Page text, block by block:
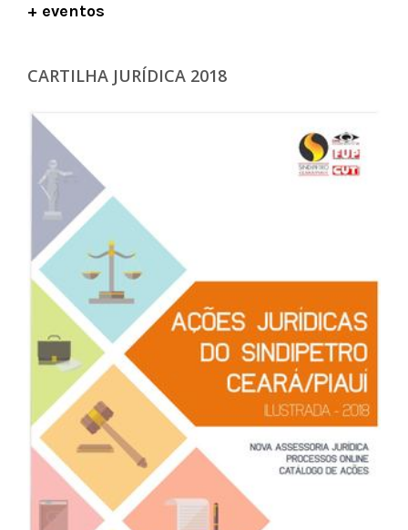
+ eventos
CARTILHA JURÍDICA 2018